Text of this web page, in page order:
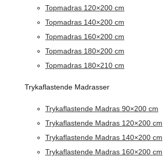
Topmadras 120×200 cm
Topmadras 140×200 cm
Topmadras 160×200 cm
Topmadras 180×200 cm
Topmadras 180×210 cm
Trykaflastende Madrasser
Trykaflastende Madras 90×200 cm
Trykaflastende Madras 120×200 cm
Trykaflastende Madras 140×200 cm
Trykaflastende Madras 160×200 cm